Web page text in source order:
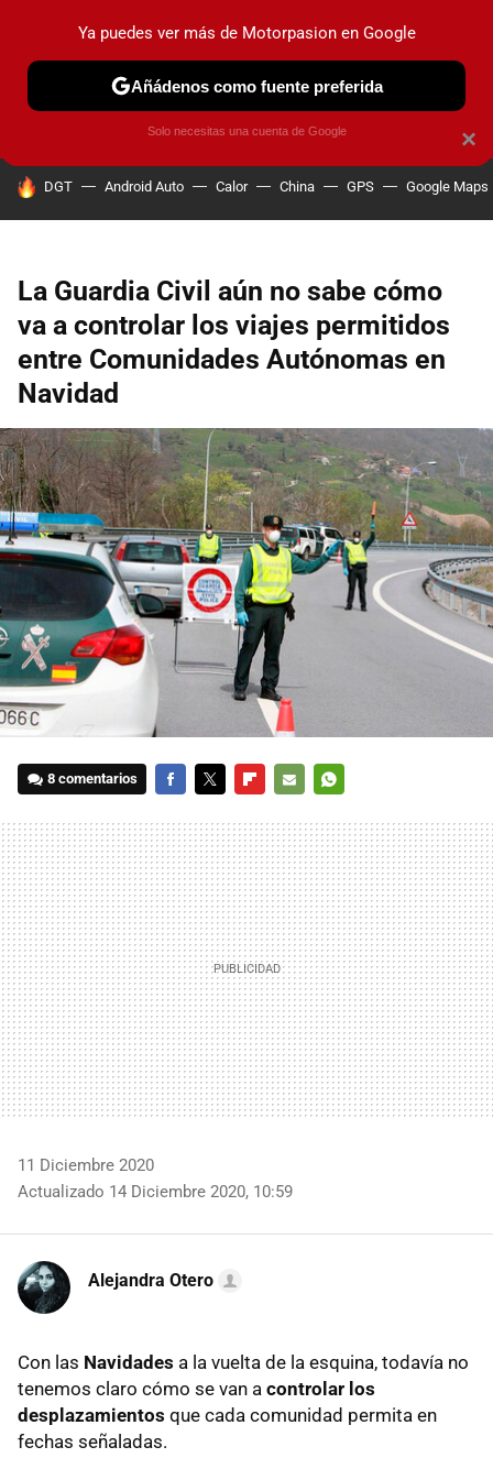
PRUEBAS COCHES ELÉCTRICOS OBSERVATORIO
HOY SE HABLA DE
DGT Android Auto Calor China GPS Google Maps
La Guardia Civil aún no sabe cómo
va a controlar los viajes permitidos
entre Comunidades Autónomas en
Navidad
8 comentarios
MAIL
11 Diciembre 2020
Actualizado 14 Diciembre 2020, 10:59
Alejandra Otero
Con las Navidades a la vuelta de la esquina, todavía no
tenemos claro cómo se van a controlar los
desplazamientos que cada comunidad permita en
fechas señaladas.
×
Ya puedes ver más de Motorpasion en Google
Añádenos como fuente preferida
Solo necesitas una cuenta de Google